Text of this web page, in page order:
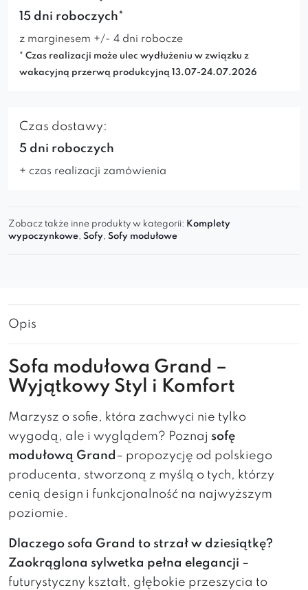
15 dni roboczych*
z marginesem +/- 4 dni robocze
* Czas realizacji może ulec wydłużeniu w związku z
wakacyjną przerwą produkcyjną 13.07-24.07.2026
Czas dostawy:
5 dni roboczych
+ czas realizacji zamówienia
Zobacz także inne produkty w kategorii: Komplety
wypoczynkowe, Sofy, Sofy modułowe
Opis
Sofa modułowa Grand –
Wyjątkowy Styl i Komfort
Marzysz o sofie, która zachwyci nie tylko
wygodą, ale i wyglądem? Poznaj sofę
modułową Grand – propozycję od polskiego
producenta, stworzoną z myślą o tych, którzy
cenią design i funkcjonalność na najwyższym
poziomie.
Dlaczego sofa Grand to strzał w dziesiątkę?
Zaokrąglona sylwetka pełna elegancji –
futurystyczny kształt, głębokie przeszycia to